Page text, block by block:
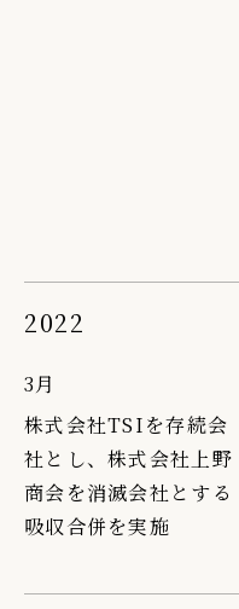
2022
3月
株式会社TSIを存続会
社とし、株式会社上野
商会を消滅会社とする
吸収合併を実施